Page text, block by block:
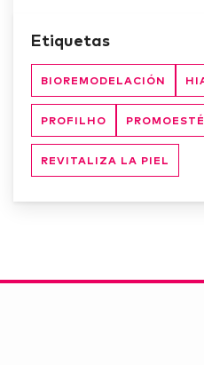
Etiquetas
BIOREMODELACIÓN
PROFILHO
REVITALIZA LA PIEL